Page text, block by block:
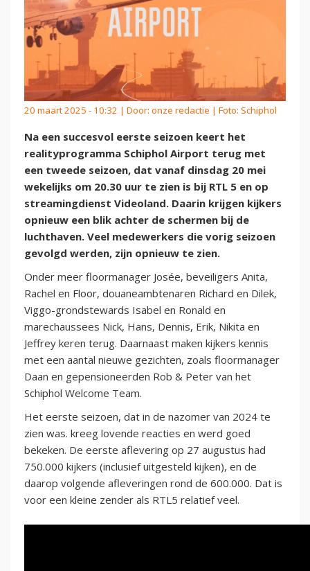
20 maart 2025 - 10:32 | Door: onze redactie | Foto: Schiphol
Na een succesvol eerste seizoen keert het
realityprogramma Schiphol Airport terug met
een tweede seizoen, dat vanaf dinsdag 20 mei
wekelijks om 20.30 uur te zien is bij RTL 5 en op
streamingdienst Videoland. Daarin krijgen kijkers
opnieuw een blik achter de schermen bij de
luchthaven. Veel medewerkers die vorig seizoen
gevolgd werden, zijn opnieuw te zien.
Onder meer floormanager Josée, beveiligers Anita,
Rachel en Floor, douaneambtenaren Richard en Dilek,
Viggo-grondstewards Isabel en Ronald en
marechaussees Nick, Hans, Dennis, Erik, Nikita en
Jeffrey keren terug. Daarnaast maken kijkers kennis
met een aantal nieuwe gezichten, zoals floormanager
Daan en gepensioneerden Rob & Peter van het
Schiphol Welcome Team.
Het eerste seizoen, dat in de nazomer van 2024 te
zien was. kreeg lovende reacties en werd goed
bekeken. De eerste aflevering op 27 augustus had
750.000 kijkers (inclusief uitgesteld kijken), en de
daarop volgende afleveringen rond de 600.000. Dat is
voor een kleine zender als RTL5 relatief veel.